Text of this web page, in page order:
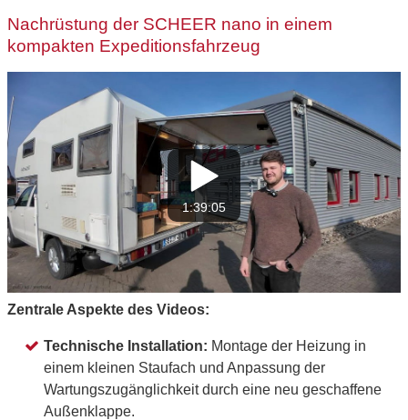
Nachrüstung der SCHEER nano in einem
kompakten Expeditionsfahrzeug
1:39:05
Zentrale Aspekte des Videos:
Technische Installation: Montage der Heizung in
einem kleinen Staufach und Anpassung der
Wartungszugänglichkeit durch eine neu geschaffene
Außenklappe.